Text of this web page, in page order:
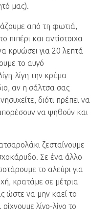
μας).
από τη φωτιά,
πιπέρι και αντίστοιχα
κρυώσει για 20 λεπτά
το αυγό
λίγη την κρέμα
αν η σάλτσα σας
διότι πρέπει να
να ψηθούν και
ζεσταίνουμε
Σε ένα άλλο
το αλεύρι για
κρατάμε σε μέτρια
ώστε να μην καεί το
λίγο-λίγο το